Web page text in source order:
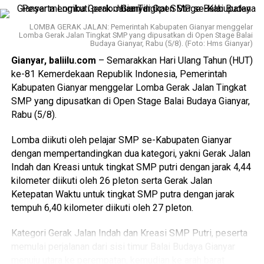
menyebarluaskannya.
“Kami mengajak seluruh masyarakat untuk bijak dalam
menggunakan media sosial. Pastikan setiap informasi
yang diterima berasal dari sumber resmi kami, melalui
NTMC Korlantas, sehingga tidak ikut menyebarkan
informasi yang menyesatkan dan belum tentu benar,”
tandas Irjen Pol. Wibowo.
Korlantas Polri akan terus mengedepankan penegakan
hukum lalu lintas yang profesional, modern, transparan, dan
berkeadilan sebagai bagian dari upaya mewujudkan
keamanan, keselamatan, ketertiban, dan kelancaran lalu
lintas di seluruh Indonesia.(gs/bi)
Selain itu, legislator Fraksi PDI-Perjuangan itu pun juga
mengusulkan adanya pengaturan khusus terhadap aset
yang profil kepemilikannya tidak sejalan dengan Laporan
Harta Kekayaan Penyelenggara Negara (LHKPN) maupun
Surat Pemberitahuan (SPT) Pajak. Karena itu, ia menilai
RUU Perampasan Aset perlu mengatur secara tegas
pengkategorian subjek hukum dan objek hukum yang dapat
langsung dikenai perampasan maupun yang tetap harus
melalui proses peradilan.
“Ada perampasan aset yang misalkan tersangkanya
melarikan diri atau tersangkanya atau terdakwanya
meninggal, tapi asetnya terlihat dan bukti yang ada cukup
dengan pola pembuktian sederhana untuk kemudian
dirampas. Ada juga klausul khusus profil harta tidak sesuai
dengan LHKPN dan SPT Pajak, jadi ada pengkategorian
subjek hukum dan objek hukum yang bisa langsung
LOMBA GERAK JALAN: Pemerintah Kabupaten Gianyar menggelar
Lomba Gerak Jalan Tingkat SMP yang dipusatkan di Open Stage Balai
Budaya Gianyar, Rabu (5/8). (Foto: Hms Gianyar)
Gianyar, baliilu.com – Semarakkan Hari Ulang Tahun (HUT)
ke-81 Kemerdekaan Republik Indonesia, Pemerintah
Kabupaten Gianyar menggelar Lomba Gerak Jalan Tingkat
SMP yang dipusatkan di Open Stage Balai Budaya Gianyar,
Rabu (5/8).
Lomba diikuti oleh pelajar SMP se-Kabupaten Gianyar
dengan mempertandingkan dua kategori, yakni Gerak Jalan
Indah dan Kreasi untuk tingkat SMP putri dengan jarak 4,44
kilometer diikuti oleh 26 pleton serta Gerak Jalan
Ketepatan Waktu untuk tingkat SMP putra dengan jarak
tempuh 6,40 kilometer diikuti oleh 27 pleton.
Kategori Gerak Jalan Indah dan Kreasi SMP Putri, peserta